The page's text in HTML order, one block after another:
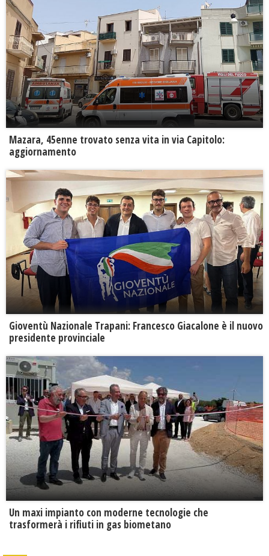
Mazara, 45enne trovato senza vita in via Capitolo:
aggiornamento
Gioventù Nazionale Trapani: Francesco Giacalone è il nuovo
presidente provinciale
Un maxi impianto con moderne tecnologie che
trasformerà i rifiuti in gas biometano